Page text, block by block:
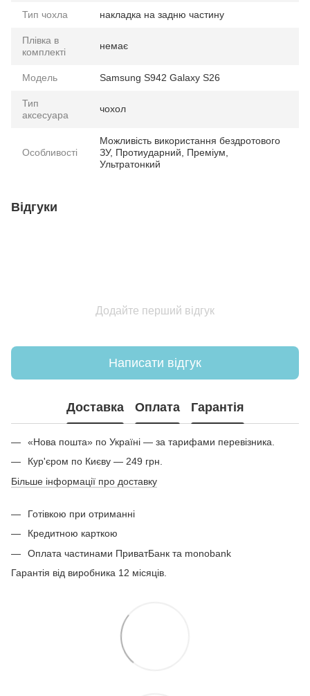
Тип чохла накладка на задню частину
Плівка в
комплекті
немає
Модель Samsung S942 Galaxy S26
Тип
аксесуара
чохол
Особливості
Можливість використання бездротового
ЗУ, Протиударний, Преміум,
Ультратонкий
Відгуки
Додайте перший відгук
Написати відгук
Доставка Оплата Гарантія
«Нова пошта» по Україні — за тарифами перевізника.
Кур'єром по Києву — 249 грн.
Більше інформації про доставку
Готівкою при отриманні
Кредитною карткою
Оплата частинами ПриватБанк та monobank
Гарантія від виробника 12 місяців.